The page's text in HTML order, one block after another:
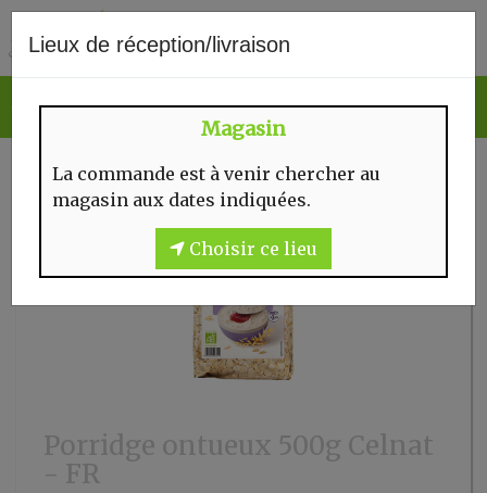
Lieux de réception/livraison
Magasin
La commande est à venir chercher au
magasin aux dates indiquées.
Choisir ce lieu
Porridge ontueux 500g Celnat
- FR